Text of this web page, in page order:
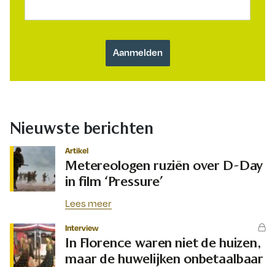
Nieuwste berichten
Artikel
Metereologen ruziën over D-Day
in film ‘Pressure’
Lees meer
Interview
In Florence waren niet de huizen,
maar de huwelijken onbetaalbaar